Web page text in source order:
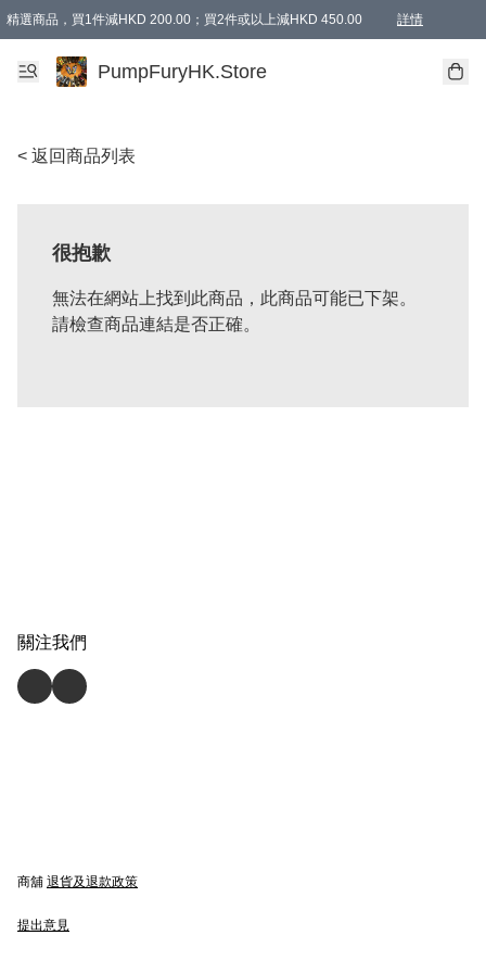
精選商品，買1件減HKD 200.00；買2件或以上減HKD 450.00 詳情
AAPE商品,會員專享9折或以上（按會員等級）AAPE products, members can
精選商品，任選買2件或以上減HKD 100.00
購物滿 HKD 800.00即享免運費優惠！（適用於 特定的送貨方式 )
PumpFuryHK.Store
< 返回商品列表
很抱歉
無法在網站上找到此商品，此商品可能已下架。
請檢查商品連結是否正確。
關注我們
商舖 退貨及退款政策
提出意見